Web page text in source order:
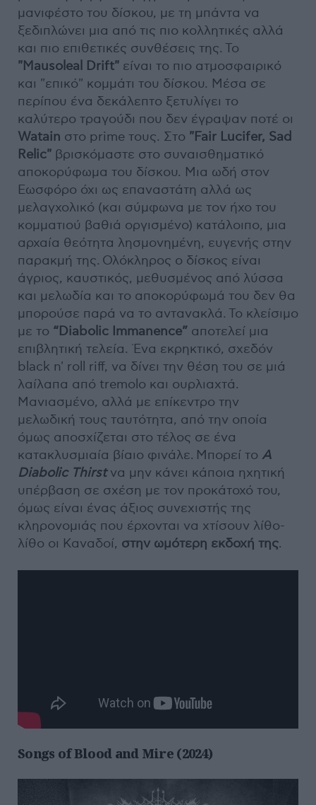
μανιφέστο του δίσκου, με τη μπάντα να
ξεδιπλώνει μια από τις πιο κολλητικές αλλά
και πιο επιθετικές συνθέσεις της. Το
"Mausoleal Drift" είναι το πιο ατμοσφαιρικό
και "επικό" κομμάτι του δίσκου. Μέσα σε
περίπου ένα δεκάλεπτο ξετυλίγει το
καλύτερο τραγούδι που δεν έγραψαν ποτέ οι
Watain στο prime τους. Στο "Fair Lucifer, Sad
Relic" βρισκόμαστε στο συναισθηματικό
αποκορύφωμα του δίσκου. Μια ωδή στον
Εωσφόρο όχι ως επαναστάτη αλλά ως
μελαγχολικό (και σύμφωνα με τον ήχο του
κομματιού βαθιά οργισμένο) κατάλοιπο, μια
αρχαία θεότητα λησμονημένη, ευγενής στην
παρακμή της. Ολόκληρος ο δίσκος είναι
άγριος, καυστικός, μεθυσμένος από λύσσα
και μελωδία και το αποκορύφωμά του δεν θα
μπορούσε παρά να το αντανακλά. Το κλείσιμο
με το “Diabolic Immanence” αποτελεί μια
επιβλητική τελεία. Ένα εκρηκτικό, σχεδόν
black n' roll riff, να δίνει την θέση του σε μιά
λαίλαπα από tremolo και ουρλιαχτά.
Μανιασμένο, αλλά με επίκεντρο την
μελωδική τους ταυτότητα, από την οποία
όμως αποσχίζεται στο τέλος σε ένα
κατακλυσμιαία βίαιο φινάλε. Μπορεί το A
Diabolic Thirstνα μην κάνει κάποια ηχητική
υπέρβαση σε σχέση με τον προκάτοχό του,
όμως είναι ένας άξιος συνεχιστής της
κληρονομιάς που έρχονται να χτίσουν λίθο-
λίθο οι Καναδοί, στην ωμότερη εκδοχή της.
Songs of Blood and Mire (2024)